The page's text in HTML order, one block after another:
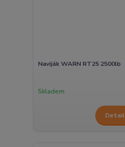
Naviják WARN RT25 2500lb
Skladem
Detail